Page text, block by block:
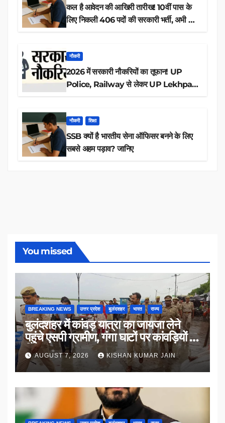
कल है आवेदन की आखिरी तारीख! 10वीं पास के
लिए निकली 406 पदों की सरकारी भर्ती, अभी करें
नौकरी
2026 में सरकारी नौकरियों का तूफान! UP
Police, Railway से लेकर UP Lekhpal
नौकरी शिक्षा
SSB क्यों है भारतीय सेना ऑफिसर बनने के लिए
सबसे अहम पड़ाव? जानिए
You missed
BREAKING NEWS उत्तर प्रदेश बुलंदशहर भारत राज्य
बुलंदशहर में कांवड़ यात्रा का जायजा लेने
पहुंचे एसपी ग्रामीण, गंगा घाटों पर कांवड़ियों से
किया संवाद
AUGUST 7, 2026 KISHAN KUMAR JAIN